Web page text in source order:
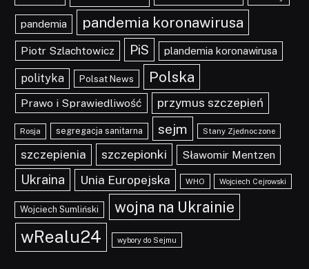
pandemia pandemia koronawirusa
Piotr Szlachtowicz PiS plandemia koronawirusa
polityka Polsat News Polska
Prawo i Sprawiedliwość przymus szczepień
Rosja segregacja sanitarna sejm Stany Zjednoczone
szczepienia szczepionki Sławomir Mentzen
Ukraina Unia Europejska WHO Wojciech Cejrowski
Wojciech Sumliński wojna na Ukrainie
wRealu24 wybory do Sejmu